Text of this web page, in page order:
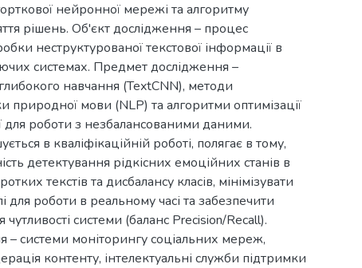
нейронної мережі та алгоритму
рішень. Об'єкт дослідження – процес
неструктурованої текстової інформації в
системах. Предмет дослідження –
навчання (TextCNN), методи
природної мови (NLP) та алгоритми оптимізації
для роботи з незбалансованими даними.
в кваліфікаційній роботі, полягає в тому,
детектування рідкісних емоційних станів в
текстів та дисбалансу класів, мінімізувати
для роботи в реальному часі та забезпечити
системи (баланс Precision/Recall).
– системи моніторингу соціальних мереж,
контенту, інтелектуальні служби підтримки